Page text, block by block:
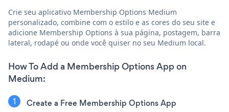
Crie seu aplicativo Membership Options Medium
personalizado, combine com o estilo e as cores do seu site e
adicione Membership Options à sua página, postagem, barra
lateral, rodapé ou onde você quiser no seu Medium local.
How To Add a Membership Options App on
Medium:
Create a Free Membership Options App